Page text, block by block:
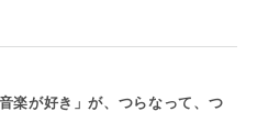
音楽が好き」が、つらなって、つ